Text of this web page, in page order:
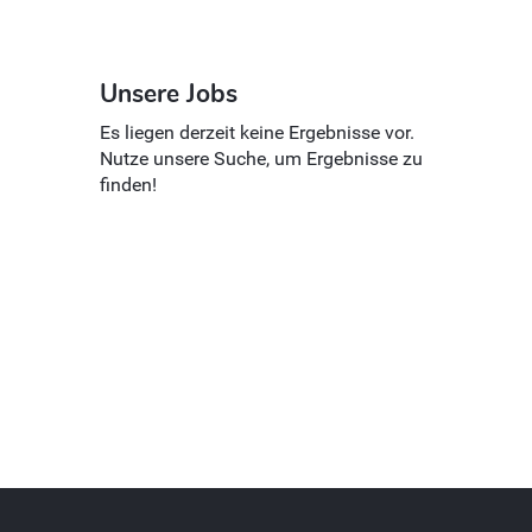
Unsere Jobs
Es liegen derzeit keine Ergebnisse vor.
Nutze unsere Suche, um Ergebnisse zu
finden!